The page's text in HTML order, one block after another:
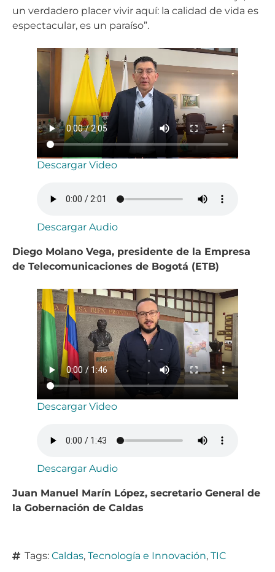
un verdadero placer vivir aquí: la calidad de vida es
espectacular, es un paraíso”.
Descargar Video
Descargar Audio
Diego Molano Vega, presidente de la Empresa
de Telecomunicaciones de Bogotá (ETB)
Descargar Video
Descargar Audio
Juan Manuel Marín López, secretario General de
la Gobernación de Caldas
Tags: Caldas, Tecnología e Innovación, TIC